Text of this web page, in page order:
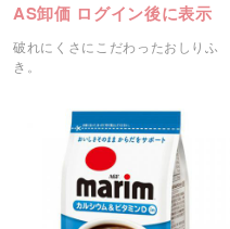
AS卸価 ログイン後に表示
破れにくさにこだわったおしりふ
き。